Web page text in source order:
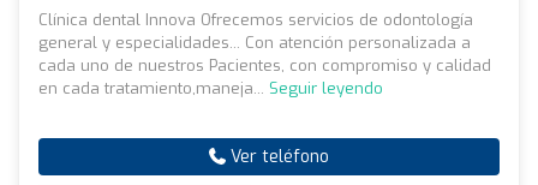
Clínica dental Innova Ofrecemos servicios de odontología
general y especialidades... Con atención personalizada a
cada uno de nuestros Pacientes, con compromiso y calidad
en cada tratamiento,maneja... Seguir leyendo
Ver teléfono